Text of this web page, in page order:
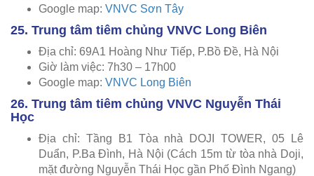
Google map: VNVC Sơn Tây
25. Trung tâm tiêm chủng VNVC Long Biên
Địa chỉ: 69A1 Hoàng Như Tiếp, P.Bồ Đề, Hà Nội
Giờ làm việc: 7h30 – 17h00
Google map: VNVC Long Biên
26. Trung tâm tiêm chủng VNVC Nguyễn Thái
Học
Địa chỉ: Tầng B1 Tòa nhà DOJI TOWER, 05 Lê
Duẩn, P.Ba Đình, Hà Nội (Cách 15m từ tòa nhà Doji,
mặt đường Nguyễn Thái Học gần Phố Đình Ngang)